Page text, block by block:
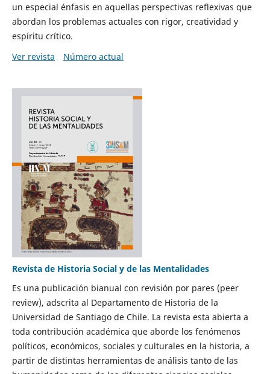
un especial énfasis en aquellas perspectivas reflexivas que
abordan los problemas actuales con rigor, creatividad y
espíritu crítico.
Ver revista
Número actual
Revista de Historia Social y de las Mentalidades
Es una publicación bianual con revisión por pares (peer
review), adscrita al Departamento de Historia de la
Universidad de Santiago de Chile. La revista esta abierta a
toda contribución académica que aborde los fenómenos
políticos, económicos, sociales y culturales en la historia, a
partir de distintas herramientas de análisis tanto de las